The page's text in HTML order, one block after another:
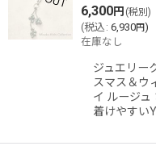
6,300円 (税別)
(税込 : 6,930円)
在庫なし
ジュエリー
スマス＆ウ
イ ルージュ
着けやすい